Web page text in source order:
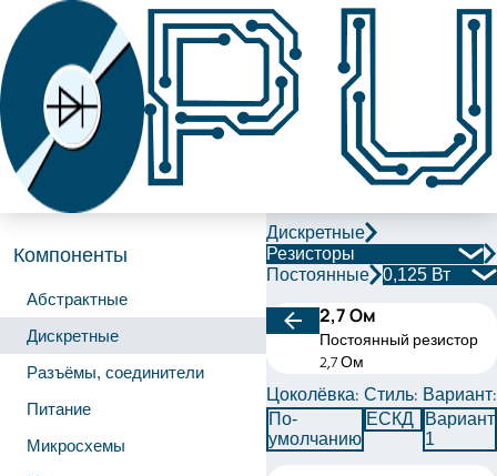
Компоненты
Абстрактные
Дискретные
Разъёмы, соединители
Питание
Микросхемы
Дискретные
Резисторы
Постоянные
0,125 Вт
2,7 Ом
Постоянный резистор
2,7 Ом
Цоколёвка:
По-
умолчанию
Стиль:
ЕСКД
Вариант:
Вариант
1